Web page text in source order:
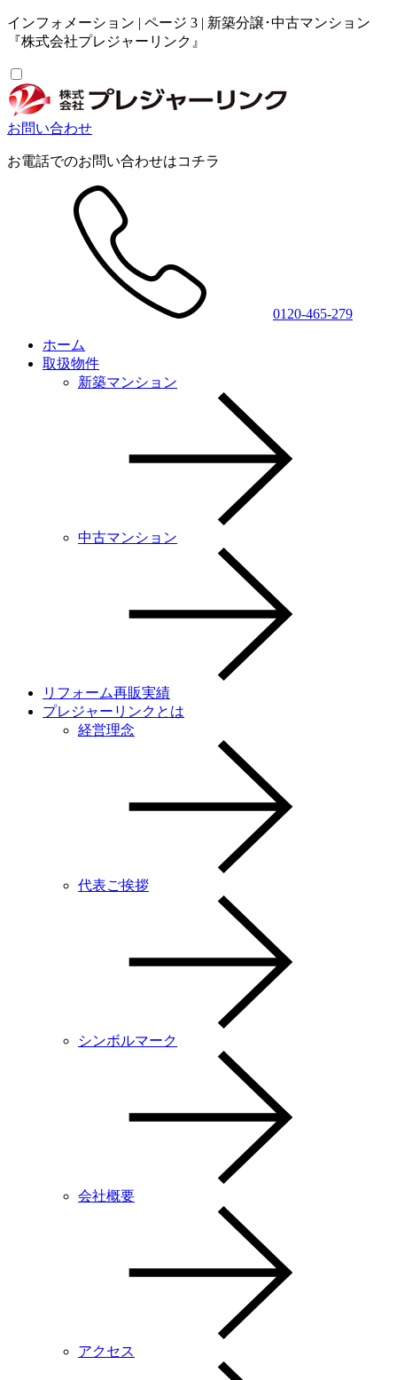
インフォメーション | ページ 3 | 新築分譲･中古マンション
『株式会社プレジャーリンク』
お問い合わせ
お電話でのお問い合わせはコチラ
0120-465-279
ホーム
取扱物件
新築マンション
中古マンション
リフォーム再販実績
プレジャーリンクとは
経営理念
代表ご挨拶
シンボルマーク
会社概要
アクセス